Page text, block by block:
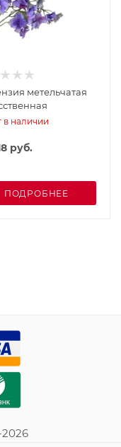
метельчатая
в наличии
руб.
ПОДРОБНЕЕ